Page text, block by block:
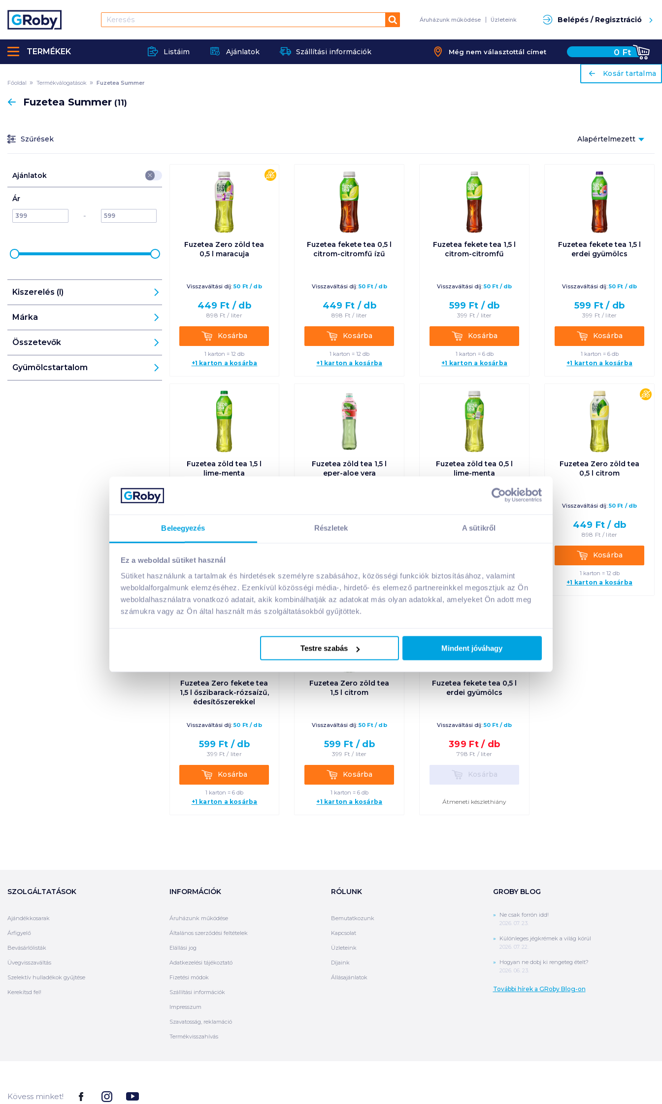
Beleegyezés Részletek A sütikről
Ez a weboldal sütiket használ
Sütiket használunk a tartalmak és hirdetések személyre szabásához, közösségi funkciók biztosításához, valamint
weboldalforgalmunk elemzéséhez. Ezenkívül közösségi média-, hirdető- és elemező partnereinkkel megosztjuk az Ön
weboldalhasználatra vonatkozó adatait, akik kombinálhatják az adatokat más olyan adatokkal, amelyeket Ön adott meg
számukra vagy az Ön által használt más szolgáltatásokból gyűjtöttek.
Testre szabás Mindent jóváhagy
Keresés Áruházunk működése Üzleteink Belépés / Regisztráció
Listáim Ajánlatok Szállítási információk Még nem választottál címet 0 Ft
TERMÉKEK
ariaLabel
Kosár tartalma
A kosarad jelenleg üres.
Főoldal Termékválogatások Fuzetea Summer
VisszaFuzetea Summer (11)
Szűrések Alapértelmezett
szerint
Alapértelmezett
Ár szerint növekvő
Ár szerint
csökkenő
Egységár szerint
Egységár szerint
csökkenő
Termék neve A-Z
Ajánlatok
Ár
min max
- max
Kiszerelés (l)
Márka
Összetevők
Gyümölcstartalom
cukormentes
Fuzetea Zero zöld tea
0,5 l maracuja
Visszaváltási díj: 50 Ft/ db
449 Ft / db
898 Ft / liter
KosárbaKosárba
1 karton = 12 db
+1 karton a kosárba
Fuzetea fekete tea 0,5 l
citrom-citromfű ízű
Visszaváltási díj: 50 Ft/ db
449 Ft / db
898 Ft / liter
KosárbaKosárba
1 karton = 12 db
+1 karton a kosárba
Fuzetea fekete tea 1,5 l
citrom-citromfű
Visszaváltási díj: 50 Ft/ db
599 Ft / db
399 Ft / liter
KosárbaKosárba
1 karton = 6 db
+1 karton a kosárba
Fuzetea fekete tea 1,5 l
erdei gyümölcs
Visszaváltási díj: 50 Ft / db
599 Ft / db
399 Ft / liter
KosárbaKosárba
1 karton = 6 db
+1 karton a kosárba
Fuzetea zöld tea 1,5 l
lime-menta
599
Kosárba
1 karton = 6 db
Fuzetea zöld tea 1,5 l
eper-aloe vera
599Ft /
1 karton = 6 db
Fuzetea zöld tea 0,5 l
lime-menta
449 Ft /db
1 karton = 12 db
Fuzetea Zero zöld tea
0,5 l citrom
Visszaváltási díj: 50 Ft / db
449 Ft / db
898 Ft / liter
KosárbaKosárba
1 karton = 12 db
+1 karton a kosárba
cukormentes
Fuzetea Zero fekete tea
1,5 l őszibarack-rózsaízű,
édesítőszerekkel
Visszaváltási díj: 50 Ft/ db
599 Ft / db
399 Ft / liter
KosárbaKosárba
1 karton = 6 db
+1 karton a kosárba
Fuzetea Zero zöld tea
1,5 l citrom
Visszaváltási díj: 50 Ft/ db
599 Ft / db
399 Ft / liter
KosárbaKosárba
1 karton = 6 db
+1 karton a kosárba
Fuzetea fekete tea 0,5 l
erdei gyümölcs
Visszaváltási díj: 50 Ft/ db
399 Ft / db
798 Ft / liter
KosárbaKosárba
Átmeneti készlethiány
SZOLGÁLTATÁSOK
Ajándékkosarak
Árfigyelő
Bevásárlólisták
Üvegvisszaváltás
Szelektív hulladékok gyűjtése
Kerekítsd fel!
INFORMÁCIÓK
Áruházunk működése
Általános szerződési feltételek
Elállási jog
Adatkezelési tájékoztató
Fizetési módok
Szállítási információk
Impresszum
Szavatosság, reklamáció
Termékvisszahívás
RÓLUNK
Bemutatkozunk
Kapcsolat
Üzleteink
Díjaink
Állásajánlatok
GROBY BLOG
Ne csak forrón idd!
2026. 07. 23.
Különleges jégkrémek a világ körül
2026. 07. 22.
Hogyan ne dobj ki rengeteg ételt?
2026. 06. 23.
További hírek a GRoby Blog-on
Kövess minket!